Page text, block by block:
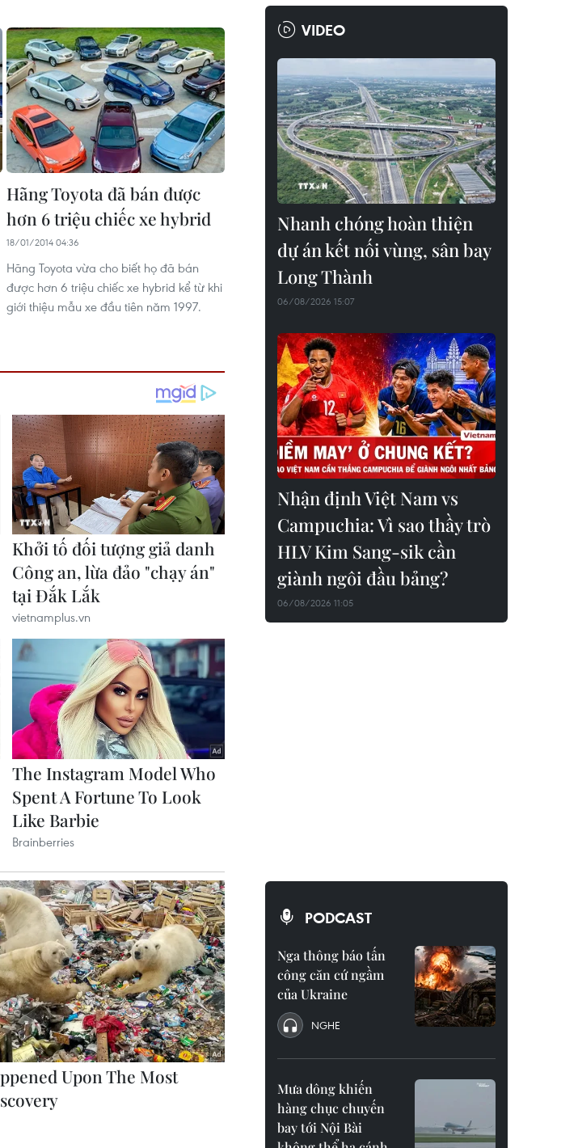
Hãng Toyota đã bán được
hơn 6 triệu chiếc xe hybrid
18/01/2014 04:36
Hãng Toyota vừa cho biết họ đã bán
được hơn 6 triệu chiếc xe hybrid kể từ khi
giới thiệu mẫu xe đầu tiên năm 1997.
VIDEO
Nhanh chóng hoàn thiện
dự án kết nối vùng, sân bay
Long Thành
06/08/2026 15:07
Nhận định Việt Nam vs
Campuchia: Vì sao thầy trò
HLV Kim Sang-sik cần
giành ngôi đầu bảng?
06/08/2026 11:05
PODCAST
Nga thông báo tấn
công căn cứ ngầm
của Ukraine
NGHE
Mưa dông khiến
hàng chục chuyến
bay tới Nội Bài